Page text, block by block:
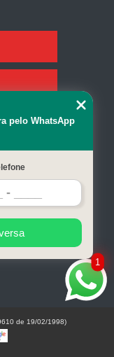
1
pelo WhatsApp
de 19/02/1998)